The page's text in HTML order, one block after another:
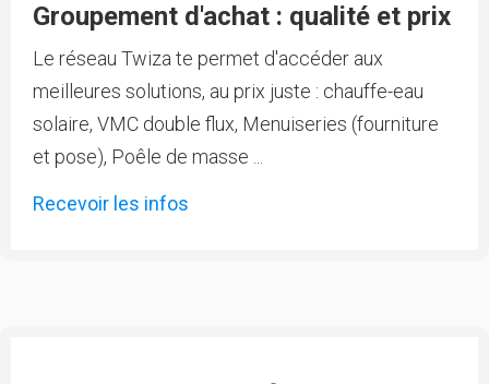
Groupement d'achat : qualité et prix
Le réseau Twiza te permet d'accéder aux
meilleures solutions, au prix juste : chauffe-eau
solaire, VMC double flux, Menuiseries (fourniture
et pose), Poêle de masse ...
Recevoir les infos